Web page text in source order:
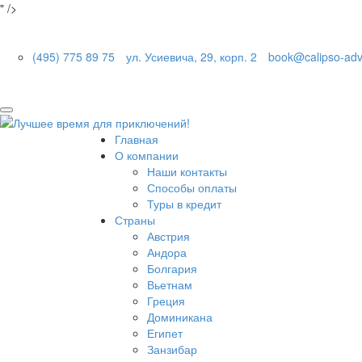
" />
(495) 775 89 75 ул. Усиевича, 29, корп. 2 book@calipso-
Главная
О компании
Наши контакты
Способы оплаты
Туры в кредит
Страны
Австрия
Андора
Болгария
Вьетнам
Греция
Доминикана
Египет
Занзибар